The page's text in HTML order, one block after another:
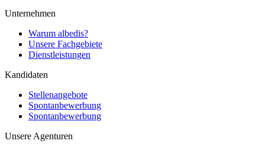
Unternehmen
Warum albedis?
Unsere Fachgebiete
Dienstleistungen
Kandidaten
Stellenangebote
Spontanbewerbung
Spontanbewerbung
Unsere Agenturen